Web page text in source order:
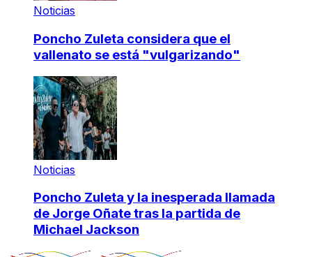
Noticias
Poncho Zuleta considera que el
vallenato se está "vulgarizando"
Noticias
Poncho Zuleta y la inesperada llamada
de Jorge Oñate tras la partida de
Michael Jackson